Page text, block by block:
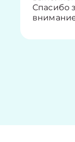
Спасибо